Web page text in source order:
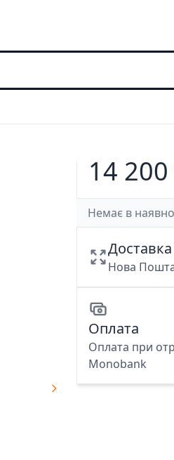
14
Немає в
Доставка
Нова
Оплата
Оплата при
Monobank